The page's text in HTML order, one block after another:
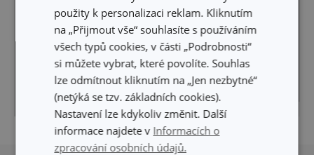
Pigeon |© Seznam.cz a.s. a ostatní
Přesunout nahoru
použity k personalizaci reklam. Kliknutím
na „Přijmout vše“ souhlasíte s používáním
všech typů cookies, v části „Podrobnosti“
si můžete vybrat, které povolíte. Souhlas
lze odmítnout kliknutím na „Jen nezbytné“
(netýká se tzv. základních cookies).
Nastavení lze kdykoliv změnit. Další
informace najdete v Informacích o
zpracování osobních údajů.